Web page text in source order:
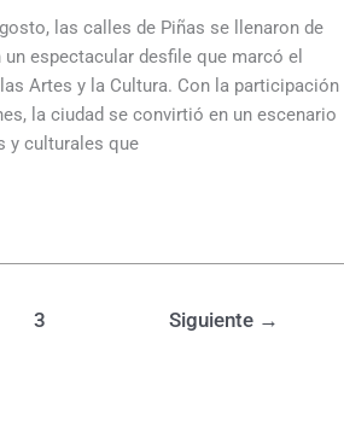
las calles de Piñas se llenaron de
espectacular desfile que marcó el
Artes y la Cultura. Con la participación
la ciudad se convirtió en un escenario
y culturales que
3 Siguiente →